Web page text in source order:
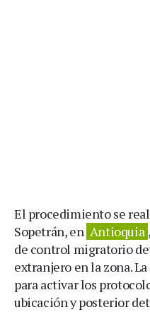
El procedimiento se
Sopetrán, en Antioquia
de control migratorio
extranjero en la zona.
para activar los
ubicación y posterior